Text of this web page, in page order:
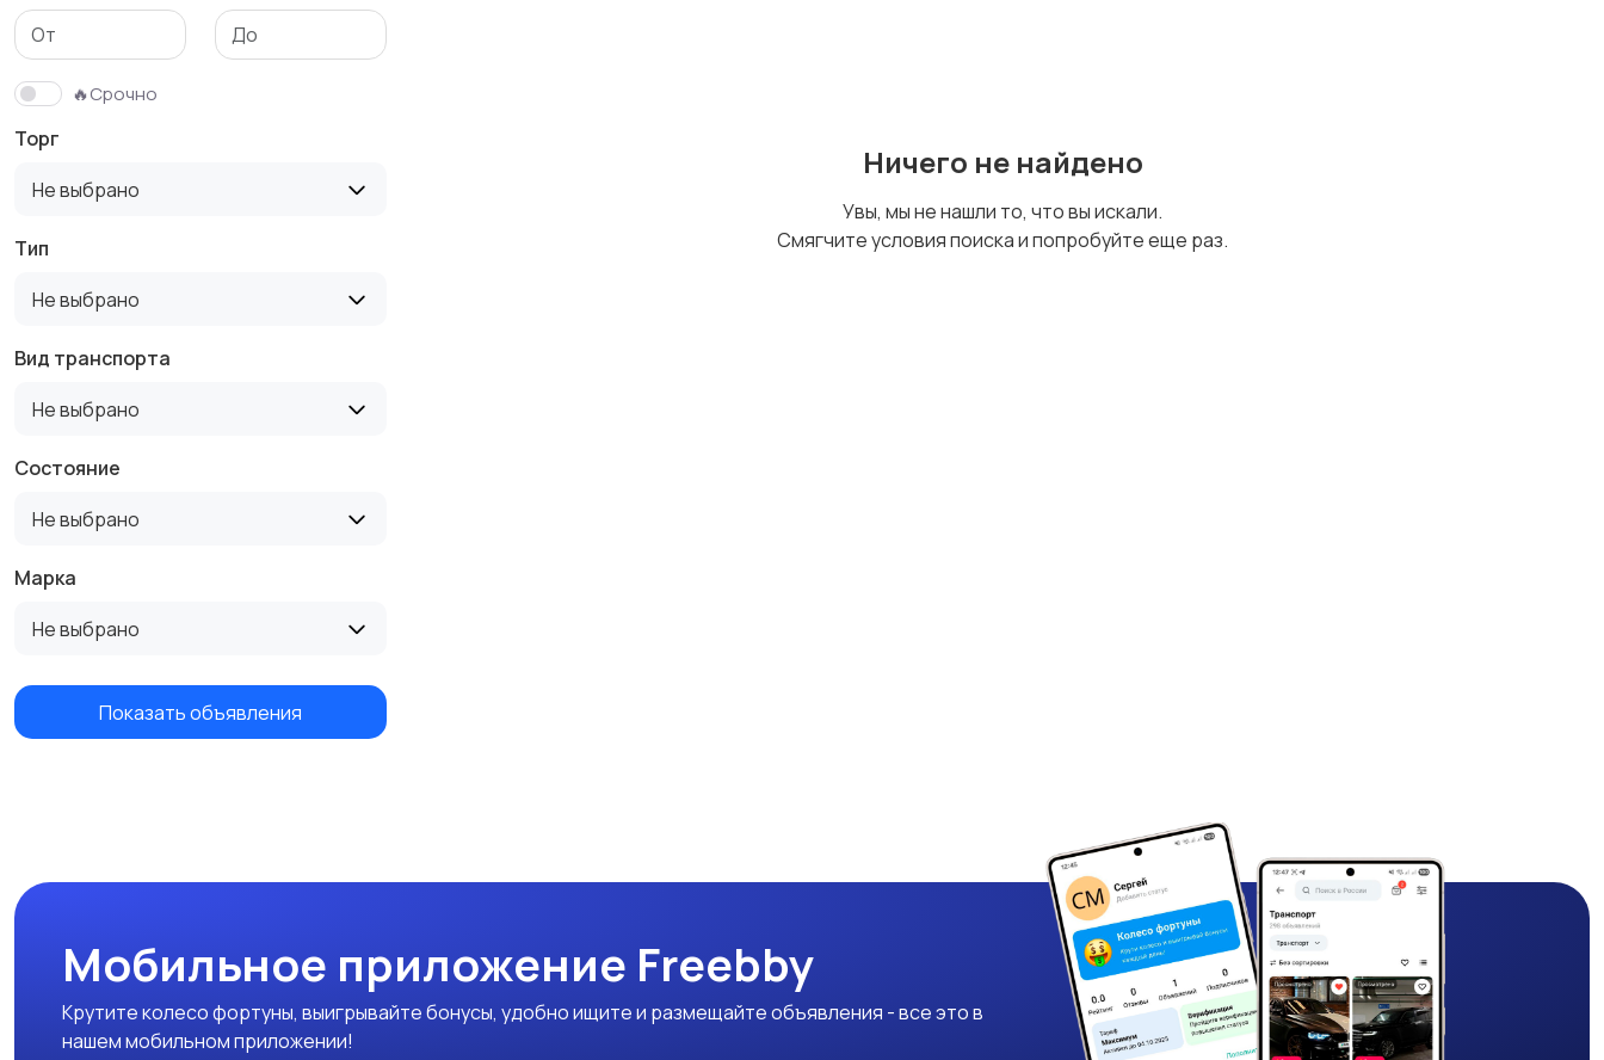
🔥Срочно
Торг
Не выбрано
Тип
Не выбрано
Вид транспорта
Не выбрано
Состояние
Не выбрано
Марка
Не выбрано
Показать объявления
Ничего не найдено
Увы, мы не нашли то, что вы искали.
Смягчите условия поиска и попробуйте еще раз.
Мобильное приложение Freebby
Крутите колесо фортуны, выигрывайте бонусы, удобно ищите и размещайте объявления - все это в
нашем мобильном приложении!